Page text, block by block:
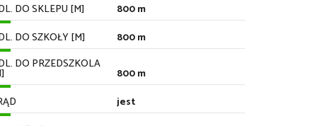
DO SKLEPU [M]
800 m
DO SZKOŁY [M]
800 m
DO PRZEDSZKOLA
800 m
jest